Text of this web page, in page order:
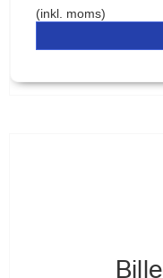
(inkl. moms)